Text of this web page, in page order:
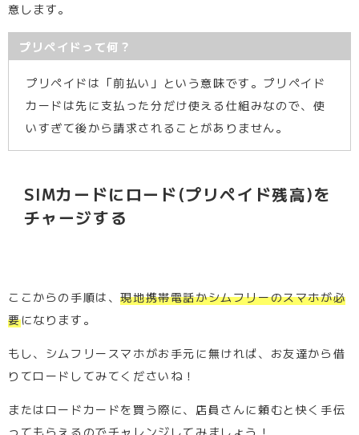
意します。
プリペイドって何？
プリペイドは「前払い」という意味です。プリペイド
カードは先に支払った分だけ使える仕組みなので、使
いすぎて後から請求されることがありません。
SIMカードにロード(プリペイド残高)を
チャージする
ここからの手順は、現地携帯電話かシムフリーのスマホが必
要になります。
もし、シムフリースマホがお手元に無ければ、お友達から借
りてロードしてみてくださいね！
またはロードカードを買う際に、店員さんに頼むと快く手伝